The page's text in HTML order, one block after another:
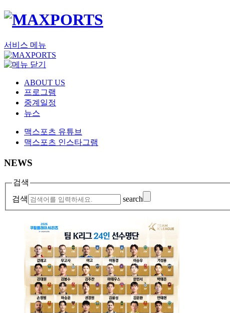
서비스 메뉴
ABOUT US
프로그램
중계일정
뉴스
맥스포츠 유튜브
맥스포츠 인스타그램
NEWS
검색
검색
search